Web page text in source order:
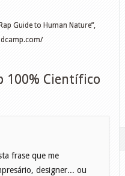
Guide to Human Nature”,
100% Científico
frase que me
designer... ou